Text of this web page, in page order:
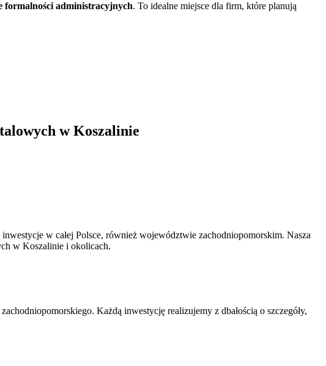
formalności administracyjnych. To idealne miejsce dla firm, które planują
w Koszalinie
w całej Polsce, również województwie zachodniopomorskim. Nasza
w Koszalinie i okolicach.
Każdą inwestycję realizujemy z dbałością o szczegóły,